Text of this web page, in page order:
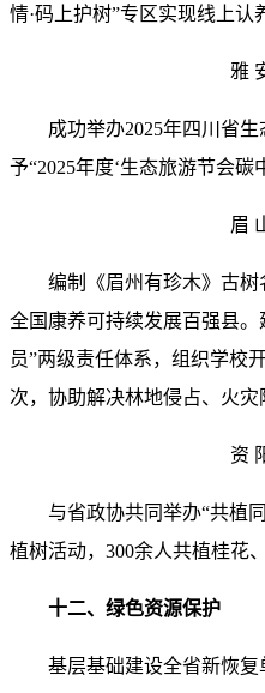
情·码上护树”专区实现线上认
雅
成功举办2025年四川省
予“2025年度‘生态旅游节会碳
眉
编制《眉州有珍木》古
全国康养可持续发展百强县
员”两级责任体系，组织学校
次，协助解决林地侵占、火灾
资
与省政协共同举办“共植
植树活动，300余人共植桂花
十二、绿色资源保护
基层基础建设全省新恢